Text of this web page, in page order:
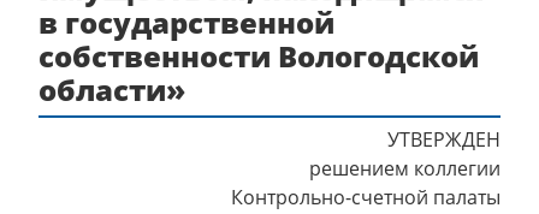
в государственной
собственности Вологодской
области»
УТВЕРЖДЕН
решением коллегии
Контрольно-счетной палаты